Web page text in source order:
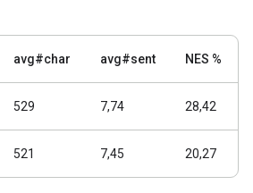
avg#char avg#sent NES %
529 7,74 28,42
521 7,45 20,27